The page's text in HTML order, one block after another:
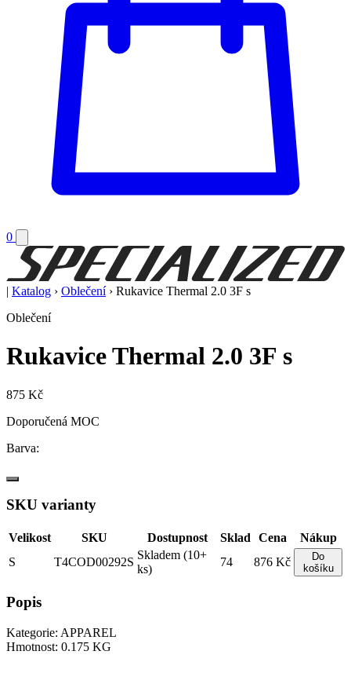
0
| Katalog › Oblečení › Rukavice Thermal 2.0 3F s
Oblečení
Rukavice Thermal 2.0 3F s
875 Kč
Doporučená MOC
Barva:
SKU varianty
Velikost SKU Dostupnost Sklad Cena
Nákup
S
T4COD00292S
Skladem (10+
ks)
74 876 Kč
Do
košíku
Popis
Kategorie: APPAREL
Hmotnost: 0.175 KG